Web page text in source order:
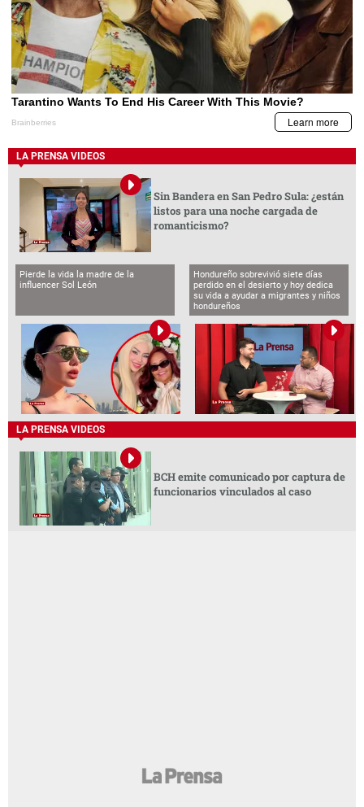
LA PRENSA VIDEOS
Sin Bandera en San Pedro Sula: ¿están
listos para una noche cargada de
romanticismo?
Pierde la vida la madre de la
influencer Sol León
Hondureño sobrevivió siete días
perdido en el desierto y hoy dedica
su vida a ayudar a migrantes y niños
hondureños
LA PRENSA VIDEOS
BCH emite comunicado por captura de
funcionarios vinculados al caso